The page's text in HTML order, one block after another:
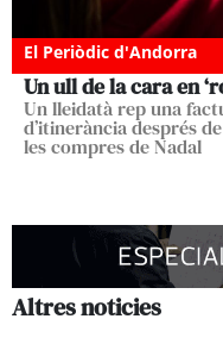
El Periòdic d'Andorra
Un ull de la cara en
Un lleidatà rep una
d’itinerància després
les compres de Nadal
Altres noticies